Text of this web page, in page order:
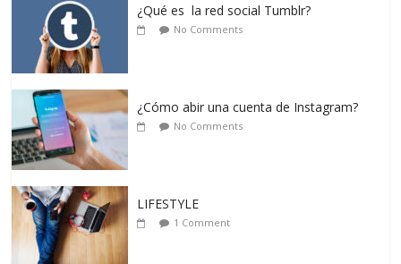
¿Qué es la red social Tumblr?
No Comments
¿Cómo abir una cuenta de Instagram?
No Comments
LIFESTYLE
1 Comment